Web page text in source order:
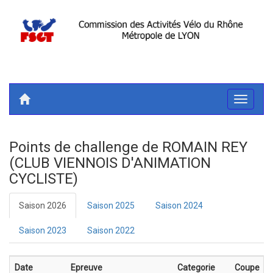
Toggle
Points de challenge de ROMAIN REY
(CLUB VIENNOIS D'ANIMATION
CYCLISTE)
Saison 2026 Saison 2025 Saison 2024
Saison 2023 Saison 2022
Date Epreuve Categorie Coupe